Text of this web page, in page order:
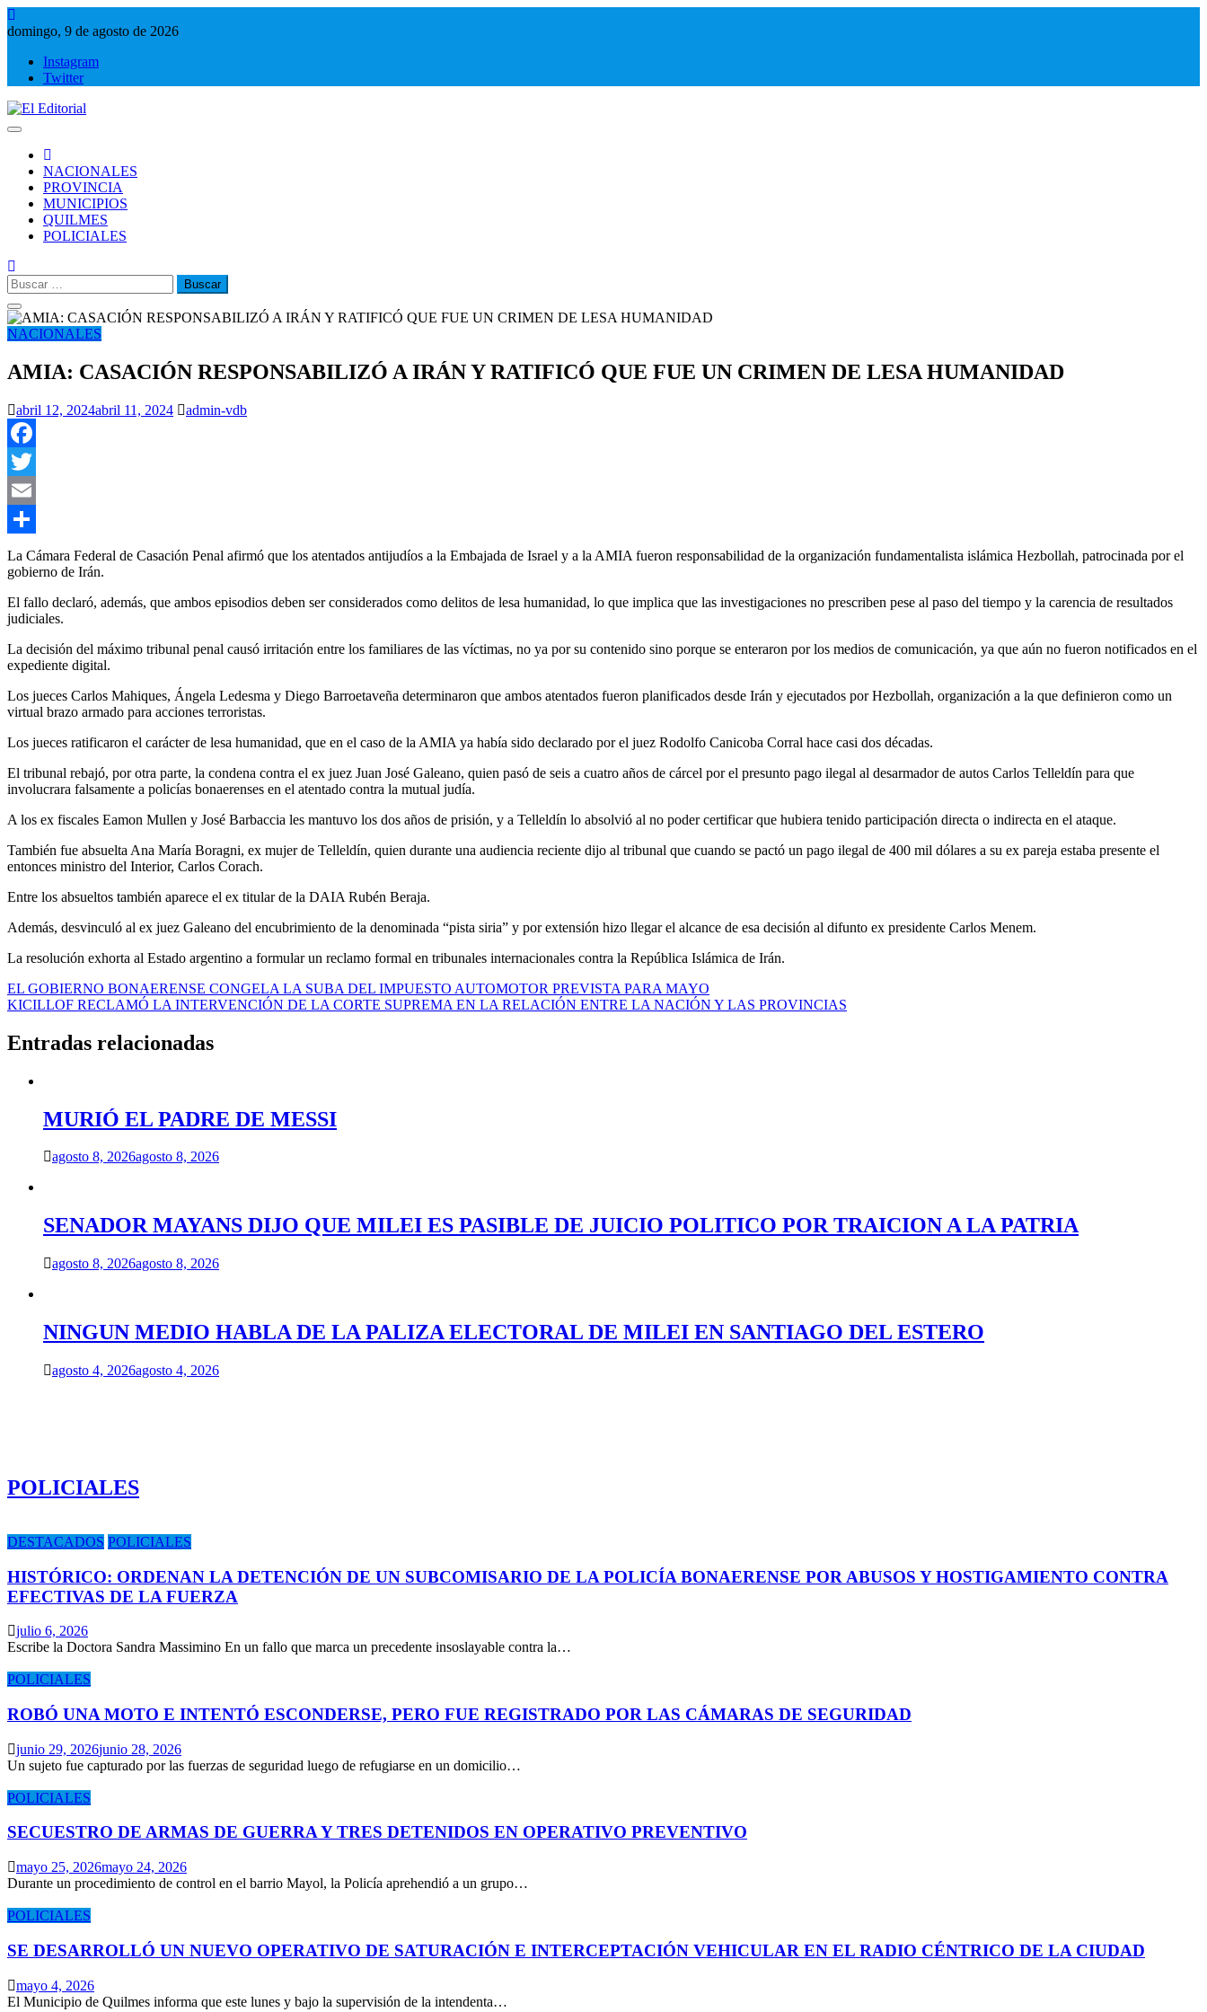
Saltar
al
domingo, 9 de agosto de 2026
Instagram
Twitter
NACIONALES
PROVINCIA
MUNICIPIOS
QUILMES
POLICIALES
Buscar:
NACIONALES
AMIA: CASACIÓN RESPONSABILIZÓ A IRÁN Y RATIFICÓ QUE FUE UN CRIMEN DE LESA HUMANIDAD
abril 12, 2024abril 11, 2024 admin-vdb
Facebook
Twitter
Email
Compartir
La Cámara Federal de Casación Penal afirmó que los atentados antijudíos a la Embajada de Israel y a la AMIA fueron responsabilidad de la organización fundamentalista islámica Hezbollah, patrocinada por el
gobierno de Irán.
El fallo declaró, además, que ambos episodios deben ser considerados como delitos de lesa humanidad, lo que implica que las investigaciones no prescriben pese al paso del tiempo y la carencia de resultados
judiciales.
La decisión del máximo tribunal penal causó irritación entre los familiares de las víctimas, no ya por su contenido sino porque se enteraron por los medios de comunicación, ya que aún no fueron notificados en el
expediente digital.
Los jueces Carlos Mahiques, Ángela Ledesma y Diego Barroetaveña determinaron que ambos atentados fueron planificados desde Irán y ejecutados por Hezbollah, organización a la que definieron como un
virtual brazo armado para acciones terroristas.
Los jueces ratificaron el carácter de lesa humanidad, que en el caso de la AMIA ya había sido declarado por el juez Rodolfo Canicoba Corral hace casi dos décadas.
El tribunal rebajó, por otra parte, la condena contra el ex juez Juan José Galeano, quien pasó de seis a cuatro años de cárcel por el presunto pago ilegal al desarmador de autos Carlos Telleldín para que
involucrara falsamente a policías bonaerenses en el atentado contra la mutual judía.
A los ex fiscales Eamon Mullen y José Barbaccia les mantuvo los dos años de prisión, y a Telleldín lo absolvió al no poder certificar que hubiera tenido participación directa o indirecta en el ataque.
También fue absuelta Ana María Boragni, ex mujer de Telleldín, quien durante una audiencia reciente dijo al tribunal que cuando se pactó un pago ilegal de 400 mil dólares a su ex pareja estaba presente el
entonces ministro del Interior, Carlos Corach.
Entre los absueltos también aparece el ex titular de la DAIA Rubén Beraja.
Además, desvinculó al ex juez Galeano del encubrimiento de la denominada “pista siria” y por extensión hizo llegar el alcance de esa decisión al difunto ex presidente Carlos Menem.
La resolución exhorta al Estado argentino a formular un reclamo formal en tribunales internacionales contra la República Islámica de Irán.
Navegación
de
entradas
EL GOBIERNO BONAERENSE CONGELA LA SUBA DEL IMPUESTO AUTOMOTOR PREVISTA PARA MAYO
KICILLOF RECLAMÓ LA INTERVENCIÓN DE LA CORTE SUPREMA EN LA RELACIÓN ENTRE LA NACIÓN Y LAS PROVINCIAS
Entradas relacionadas
MURIÓ EL PADRE DE MESSI
agosto 8, 2026agosto 8, 2026
SENADOR MAYANS DIJO QUE MILEI ES PASIBLE DE JUICIO POLITICO POR TRAICION A LA PATRIA
agosto 8, 2026agosto 8, 2026
NINGUN MEDIO HABLA DE LA PALIZA ELECTORAL DE MILEI EN SANTIAGO DEL ESTERO
agosto 4, 2026agosto 4, 2026
POLICIALES
DESTACADOS POLICIALES
HISTÓRICO: ORDENAN LA DETENCIÓN DE UN SUBCOMISARIO DE LA POLICÍA BONAERENSE POR ABUSOS Y HOSTIGAMIENTO CONTRA
EFECTIVAS DE LA FUERZA
julio 6, 2026
Escribe la Doctora Sandra Massimino En un fallo que marca un precedente insoslayable contra la…
POLICIALES
ROBÓ UNA MOTO E INTENTÓ ESCONDERSE, PERO FUE REGISTRADO POR LAS CÁMARAS DE SEGURIDAD
junio 29, 2026junio 28, 2026
Un sujeto fue capturado por las fuerzas de seguridad luego de refugiarse en un domicilio…
POLICIALES
SECUESTRO DE ARMAS DE GUERRA Y TRES DETENIDOS EN OPERATIVO PREVENTIVO
mayo 25, 2026mayo 24, 2026
Durante un procedimiento de control en el barrio Mayol, la Policía aprehendió a un grupo…
POLICIALES
SE DESARROLLÓ UN NUEVO OPERATIVO DE SATURACIÓN E INTERCEPTACIÓN VEHICULAR EN EL RADIO CÉNTRICO DE LA CIUDAD
mayo 4, 2026
El Municipio de Quilmes informa que este lunes y bajo la supervisión de la intendenta…